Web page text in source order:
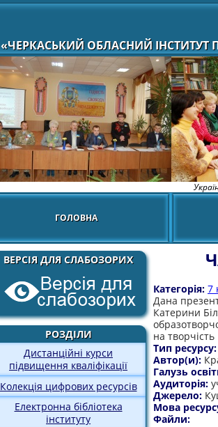
«ЧЕРКАСЬКИЙ ОБЛАСНИЙ ІНСТИТУТ
ГОЛОВНА
ВЕРСІЯ ДЛЯ СЛАБОЗОРИХ
РОЗДІЛИ
Дистанційні курси
підвищення кваліфікації
Колекція цифрових ресурсів
Електронна бібліотека
інституту
Категорія: 7
Дана
Катерини
на творчість
Тип ресурсу:
Автор(и):
Галузь
Аудиторія:
Джерело:
Мова
Файли: